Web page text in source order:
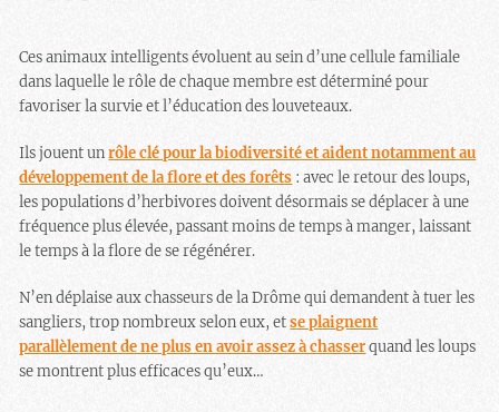
Ces animaux intelligents évoluent au sein d’une cellule familiale
dans laquelle le rôle de chaque membre est déterminé pour
favoriser la survie et l’éducation des louveteaux.
Ils jouent unrôle clé pour la biodiversité et aident notamment au
développement de la flore et des forêts : avec le retour des loups,
les populations d’herbivores doivent désormais se déplacer à une
fréquence plus élevée, passant moins de temps à manger, laissant
le temps à la flore de se régénérer.
N’en déplaise aux chasseurs de la Drôme qui demandent à tuer les
sangliers, trop nombreux selon eux, etse plaignent
parallèlement de ne plus en avoir assez à chasserquand les loups
se montrent plus efficaces qu’eux…